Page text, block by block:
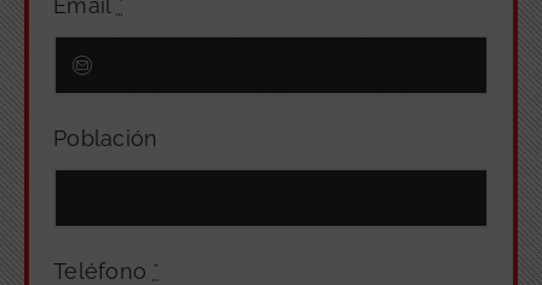
Email *
Población
Teléfono *